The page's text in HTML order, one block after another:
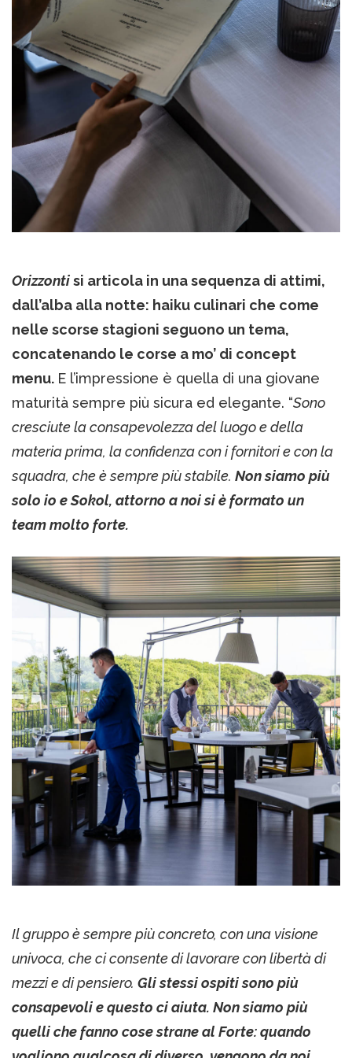
Orizzontisi articola in una sequenza di attimi,
dall’alba alla notte: haiku culinari che come
nelle scorse stagioni seguono un tema,
concatenando le corse a mo’ di concept
menu. E l’impressione è quella di una giovane
maturità sempre più sicura ed elegante. “Sono
cresciute la consapevolezza del luogo e della
materia prima, la confidenza con i fornitori e con la
squadra, che è sempre più stabile. Non siamo più
solo io e Sokol, attorno a noi si è formato un
team molto forte.
Il gruppo è sempre più concreto, con una visione
univoca, che ci consente di lavorare con libertà di
mezzi e di pensiero. Gli stessi ospiti sono più
consapevoli e questo ci aiuta. Non siamo più
quelli che fanno cose strane al Forte: quando